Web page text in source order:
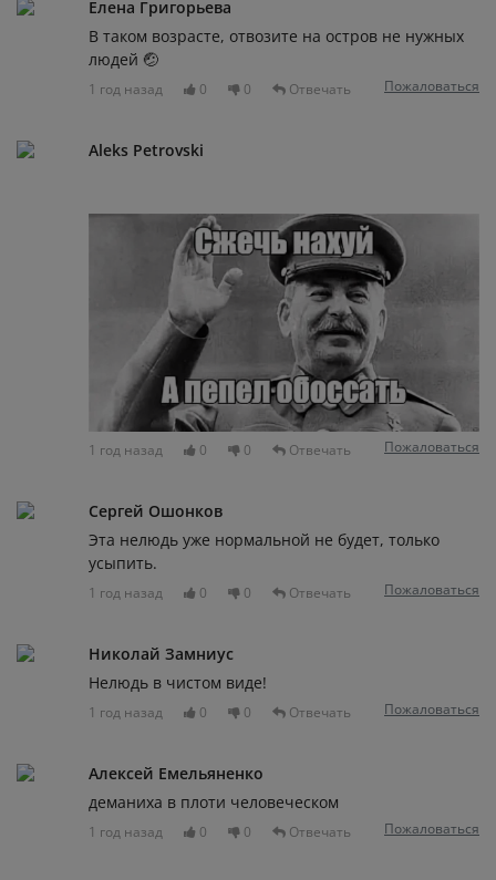
Елена Григорьева
В таком возрасте, отвозите на остров не нужных
людей 🤕
1 год назад 0 0 Отвечать Пожаловаться
Aleks Petrovski
1 год назад 0 0 Отвечать Пожаловаться
Сергей Ошонков
Эта нелюдь уже нормальной не будет, только
усыпить.
1 год назад 0 0 Отвечать Пожаловаться
Николай Замниус
Нелюдь в чистом виде!
1 год назад 0 0 Отвечать Пожаловаться
Алексей Емельяненко
деманиха в плоти человеческом
1 год назад 0 0 Отвечать Пожаловаться